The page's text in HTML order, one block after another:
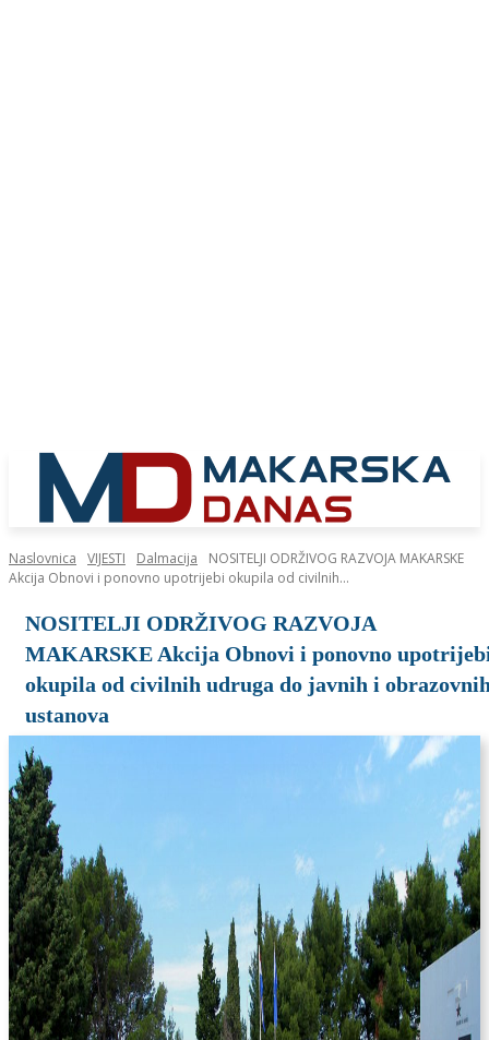
Naslovnica VIJESTI Dalmacija
NOSITELJI ODRŽIVOG RAZVOJA MAKARSKE
Akcija Obnovi i ponovno upotrijebi okupila od civilnih...
NOSITELJI ODRŽIVOG RAZVOJA
MAKARSKE Akcija Obnovi i ponovno
okupila od civilnih udruga do javnih i
ustanova